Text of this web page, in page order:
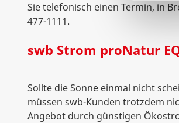
Sie telefonisch einen Termin, in
477-1111.
swb Strom proNatur
Sollte die Sonne einmal nicht
müssen swb-Kunden trotzdem
Angebot durch günstigen